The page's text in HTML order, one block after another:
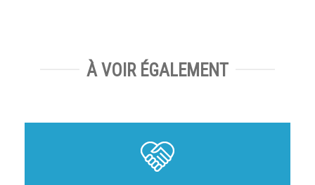
À VOIR ÉGALEMENT